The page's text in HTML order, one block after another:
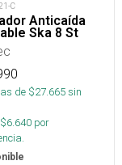
C
Anticaída
Ska 8 St
de $27.665sin
$6.640 por